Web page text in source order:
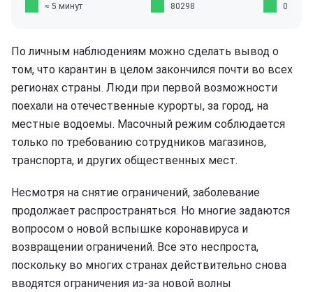
≈ 5 минут 80298 0
По личным наблюдениям можно сделать вывод о
том, что карантин в целом закончился почти во всех
регионах страны. Люди при первой возможности
поехали на отечественные курорты, за город, на
местные водоемы. Масочный режим соблюдается
только по требованию сотрудников магазинов,
транспорта, и других общественных мест.
Несмотря на снятие ограничений, заболевание
продолжает распространяться. Но многие задаются
вопросом о новой вспышке коронавируса и
возвращении ограничений. Все это неспроста,
поскольку во многих странах действительно снова
вводятся ограничения из-за новой волны